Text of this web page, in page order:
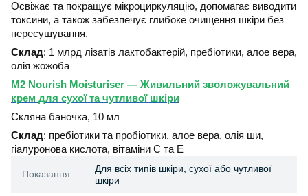
Освіжає та покращує мікроциркуляцію, допомагає виводити
токсини, а також забезпечує глибоке очищення шкіри без
пересушування.
Склад: 1 млрд лiзатiв лактобактерiй, пребiотики, алое вера,
олiя жожоба
M2 Nourish Moisturiser — Живильний зволожувальний
крем для сухої та чутливої шкіри
Скляна баночка, 10 мл
Склад: пребіотики та пробіотики, алое вера, олія ши,
гіалуронова кислота, вітаміни С та Е
Показання:
Для всіх типів шкіри, сухої або чутливої
шкіри